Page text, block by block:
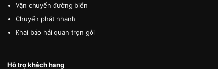
Vận chuyển đường biển
Chuyển phát nhanh
Khai báo hải quan trọn gói
Hỗ trợ khách hàng